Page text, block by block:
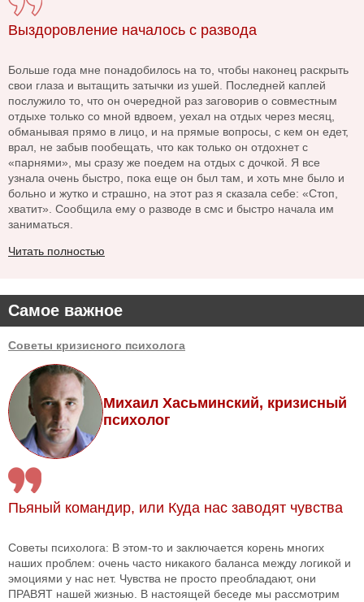
Самое важное
Советы кризисного психолога
Михаил Хасьминский, кризисный
психолог
Пьяный командир, или Куда нас заводят чувства
Советы психолога: В этом-то и заключается корень многих
наших проблем: очень часто никакого баланса между логикой и
эмоциями у нас нет. Чувства не просто преобладают, они
ПРАВЯТ нашей жизнью. В настоящей беседе мы рассмотрим
Выздоровление началось с развода
Больше года мне понадобилось на то, чтобы наконец раскрыть
свои глаза и вытащить затычки из ушей. Последней каплей
послужило то, что он очередной раз заговорив о совместным
отдыхе только со мной вдвоем, уехал на отдых через месяц,
обманывая прямо в лицо, и на прямые вопросы, с кем он едет,
врал, не забыв пообещать, что как только он отдохнет с
«парнями», мы сразу же поедем на отдых с дочкой. Я все
узнала очень быстро, пока еще он был там, и хоть мне было и
больно и жутко и страшно, на этот раз я сказала себе: «Стоп,
хватит». Сообщила ему о разводе в смс и быстро начала им
заниматься.
Читать полностью